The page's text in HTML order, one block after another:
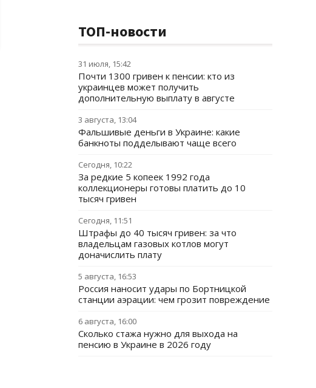
ТОП-новости
31 июля, 15:42
Почти 1300 гривен к пенсии: кто из
украинцев может получить
дополнительную выплату в августе
3 августа, 13:04
Фальшивые деньги в Украине: какие
банкноты подделывают чаще всего
Сегодня, 10:22
За редкие 5 копеек 1992 года
коллекционеры готовы платить до 10
тысяч гривен
Сегодня, 11:51
Штрафы до 40 тысяч гривен: за что
владельцам газовых котлов могут
доначислить плату
5 августа, 16:53
Россия наносит удары по Бортницкой
станции аэрации: чем грозит повреждение
6 августа, 16:00
Сколько стажа нужно для выхода на
пенсию в Украине в 2026 году